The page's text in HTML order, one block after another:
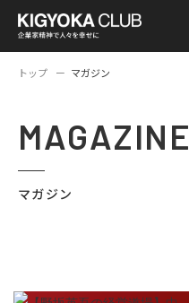
トップ マガジン
MAGAZINE
マガジン